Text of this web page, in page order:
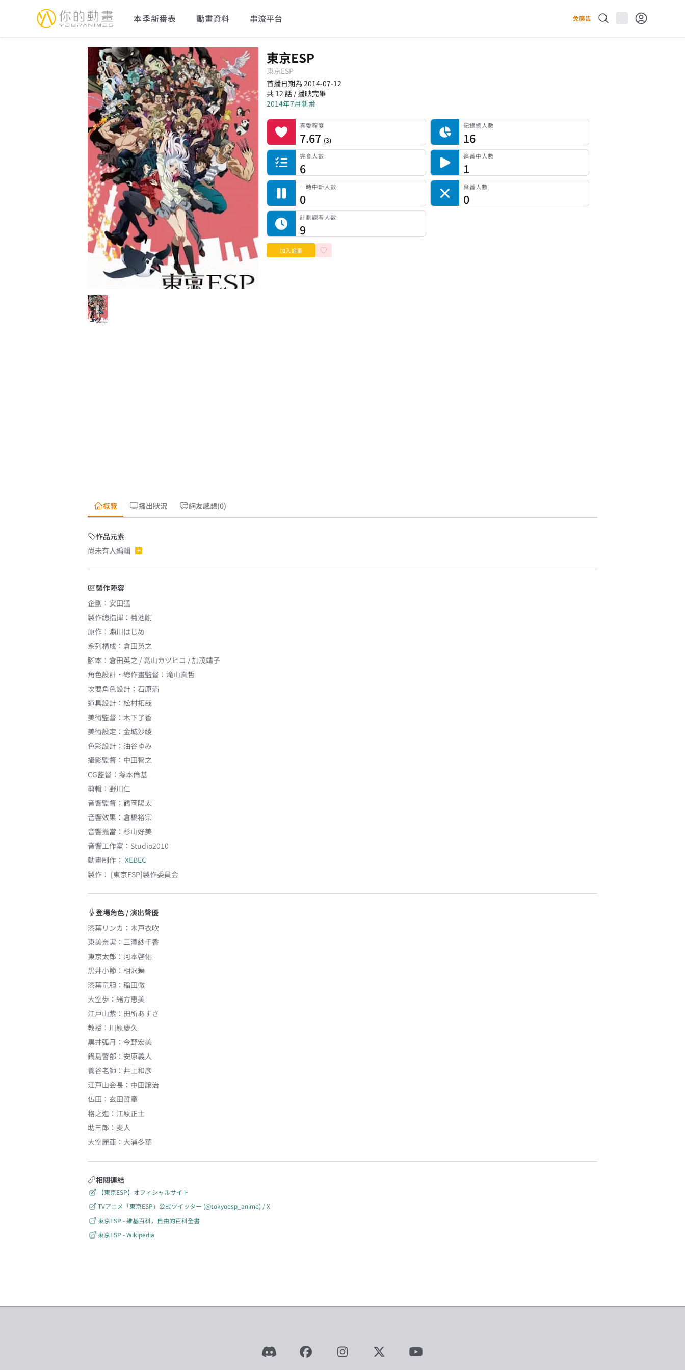
YourAnimes 你的動畫 本季新番表 動畫資料 串流平台 免廣告
東京ESP
東京ESP
首播日期為 2014-07-12
共 12 話 / 播映完畢
2014年7月新番
喜愛程度 喜愛程度
7.67 (3)
記錄總人數 記錄總人數
16
完食人數
完食人數
6
追番中人數
追番中人數
1
一時中斷人數
一時中斷人數
0
棄番人數
棄番人數
0
計劃觀看人數
計劃觀看人數
9
加入追番
概覽 播出狀況 網友感想(0)
作品元素
尚未有人編輯
製作陣容
企劃 ： 安田猛
製作總指揮 ： 菊池剛
原作 ： 瀬川はじめ
系列構成 ： 倉田英之
腳本 ： 倉田英之 / 高山カツヒコ / 加茂靖子
角色設計・總作畫監督 ： 滝山真哲
次要角色設計 ： 石原満
道具設計 ： 松村拓哉
美術監督 ： 木下了香
美術設定 ： 金城沙綾
色彩設計 ： 油谷ゆみ
攝影監督 ： 中田智之
CG監督 ： 塚本倫基
剪輯 ： 野川仁
音響監督 ： 鶴岡陽太
音響效果 ： 倉橋裕宗
音響擔當 ： 杉山好美
音響工作室 ： Studio2010
動畫制作： XEBEC
製作： [東京ESP]製作委員会
登場角色 / 演出聲優
漆葉リンカ ： 木戸衣吹
東美奈実 ： 三澤紗千香
東京太郎 ： 河本啓佑
黒井小節 ： 相沢舞
漆葉竜胆 ： 稲田徹
大空歩 ： 緒方恵美
江戸山紫 ： 田所あずさ
教授 ： 川原慶久
黒井弧月 ： 今野宏美
鍋島警部 ： 安原義人
養谷老師 ： 井上和彦
江戸山会長 ： 中田譲治
仏田 ： 玄田哲章
格之進 ： 江原正士
助三郎 ： 麦人
大空麗亜 ： 大浦冬華
相關連結
【東京ESP】オフィシャルサイト
TVアニメ「東京ESP」公式ツイッター (@tokyoesp_anime) / X
東京ESP - 維基百科，自由的百科全書
東京ESP - Wikipedia